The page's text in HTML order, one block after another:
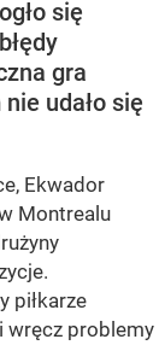
się
gra
udało się
Ekwador
Montrealu
piłkarze
wręcz problemy